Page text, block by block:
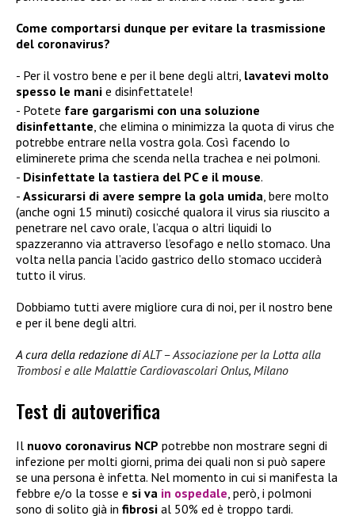
Come comportarsi dunque per evitare la trasmissione
del coronavirus?
Per il vostro bene e per il bene degli altri, lavatevi molto
spesso le mani e disinfettatele!
Potete fare gargarismi con una soluzione
disinfettante, che elimina o minimizza la quota di virus che
potrebbe entrare nella vostra gola. Così facendo lo
eliminerete prima che scenda nella trachea e nei polmoni.
Disinfettate la tastiera del PC e il mouse.
Assicurarsi di avere sempre la gola umida, bere molto
(anche ogni 15 minuti) cosicché qualora il virus sia riuscito a
penetrare nel cavo orale, l’acqua o altri liquidi lo
spazzeranno via attraverso l’esofago e nello stomaco. Una
volta nella pancia l’acido gastrico dello stomaco ucciderà
tutto il virus.
Dobbiamo tutti avere migliore cura di noi, per il nostro bene
e per il bene degli altri.
A cura della redazione diALT – Associazione per la Lotta alla
Trombosi e alle Malattie Cardiovascolari Onlus, Milano
Test di autoverifica
Il nuovo coronavirus NCP potrebbe non mostrare segni di
infezione per molti giorni, prima dei quali non si può sapere
se una persona è infetta. Nel momento in cui si manifesta la
febbre e/o la tosse e si va in ospedale , però, i polmoni
sono di solito già in fibrosi al 50% ed è troppo tardi.